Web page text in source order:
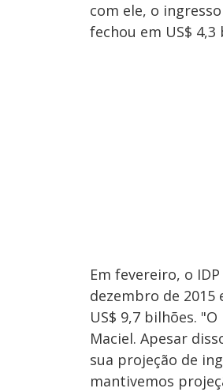
com ele, o
fechou em US$ 4,3
Em fevereiro, o
dezembro de
US$ 9,7 bilhões.
Maciel. Apesar
sua projeção de
mantivemos